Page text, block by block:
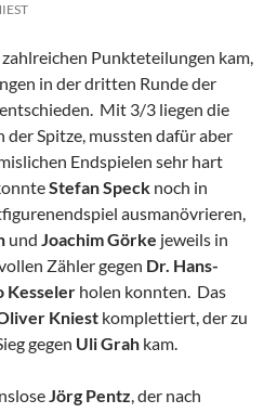
Punkteteilungen kam,
in der dritten Runde der
Mit 3/3 liegen die
Spitze, mussten dafür aber
Endspielen sehr hart
Stefan Speck noch in
ausmanövrieren,
und Joachim Görke jeweils in
Zähler gegen Dr. Hans-
Kesseler holen konnten. Das
Kniest komplettiert, der zu
gegen Uli Grah kam.
Jörg Pentz, der nach